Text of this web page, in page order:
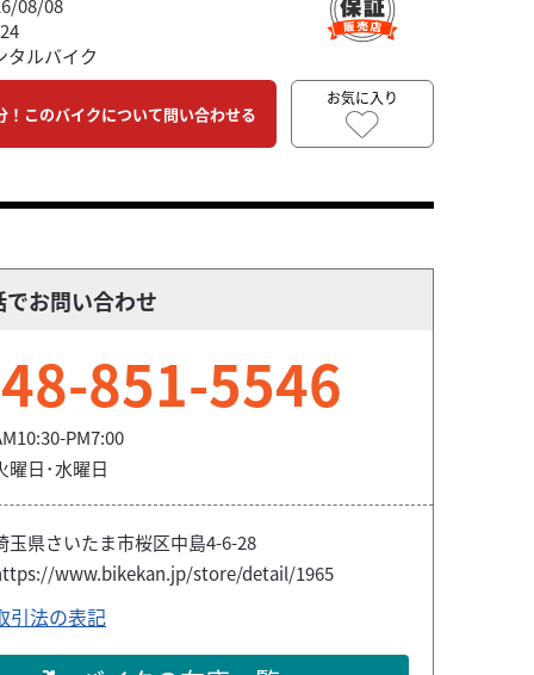
08/08
タルバイク
！このバイクについて問い合わせる
お気に入り
でお問い合わせ
851-5546
PM7:00
曜日･水曜日
玉県さいたま市桜区中島4-6-28
www.bikekan.jp/store/detail/1965
引法の表記